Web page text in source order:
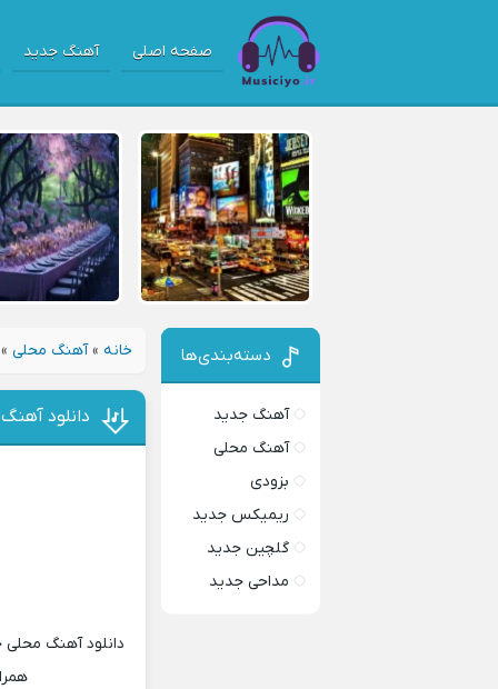
صفحه اصلی آهنگ جدید
خانه »آهنگ محلی
دانلود
دانلود آهنگ
دسته‌بندی‌ها
آهنگ جدید
آهنگ محلی
بزودی
ریمیکس جدید
گلچین جدید
مداحی جدید